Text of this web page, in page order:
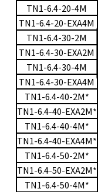
TN1-6.4-20-4M
TN1-6.4-20-EXA4M
TN1-6.4-30-2M
TN1-6.4-30-EXA2M
TN1-6.4-30-4M
TN1-6.4-30-EXA4M
TN1-6.4-40-2M*
TN1-6.4-40-EXA2M*
TN1-6.4-40-4M*
TN1-6.4-40-EXA4M*
TN1-6.4-50-2M*
TN1-6.4-50-EXA2M*
TN1-6.4-50-4M*